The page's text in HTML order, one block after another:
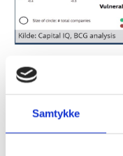
Samtykke
TAGS